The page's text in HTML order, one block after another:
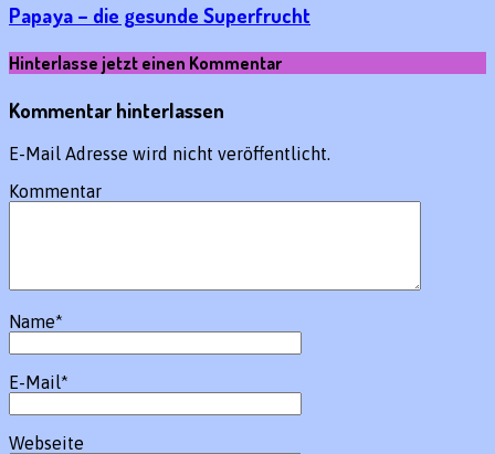
Papaya – die gesunde Superfrucht
Hinterlasse jetzt einen Kommentar
Kommentar hinterlassen
E-Mail Adresse wird nicht veröffentlicht.
Kommentar
Name*
E-Mail *
Webseite